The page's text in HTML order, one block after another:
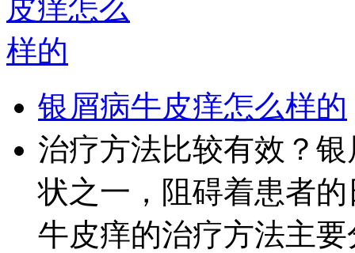
银屑病牛皮痒怎么样的
治疗方法比较有效？
状之一，阻碍着患者
牛皮痒的治疗方法主